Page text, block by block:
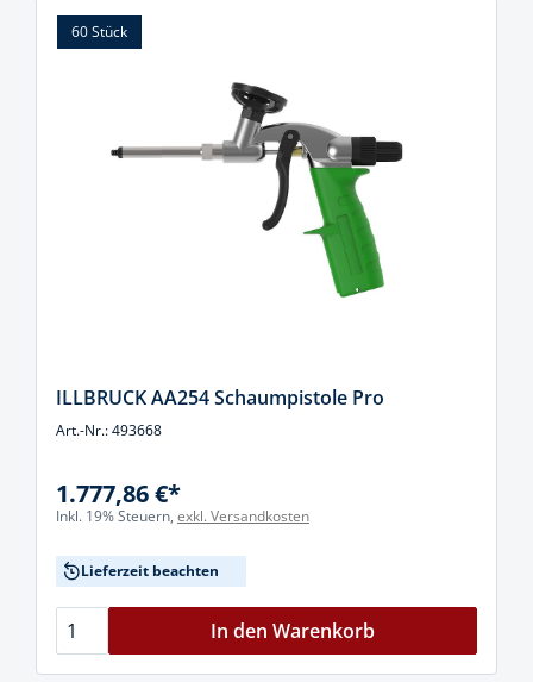
60 Stück
ILLBRUCK AA254 Schaumpistole Pro
Art.-Nr.: 493668
1.777,86 €*
Inkl. 19% Steuern, exkl. Versandkosten
Lieferzeit beachten
In den Warenkorb